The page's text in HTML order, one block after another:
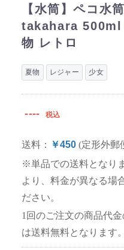
【水筒】ペコ水
takahara 500ml
物 レトロ
夏物 レジャー 少女
---- 税込
送料： ￥450 (定形外郵
※単品での送料となり
より、料金が異なる場
ださい。
1回のご注文の商品代
は送料無料となります。